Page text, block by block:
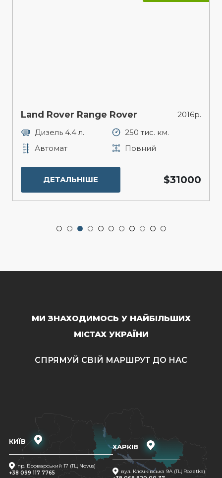
Land Rover Range Rover
2016р.
Дизель 4.4 л.
250 тис. км.
Автомат
Повний
ДЕТАЛЬНІШЕ $31000
МИ ЗНАХОДИМОСЬ У НАЙБІЛЬШИХ
МІСТАХ УКРАЇНИ
СПРЯМУЙ СВІЙ МАРШРУТ ДО НАС
КИЇВ
пр. Броварський 17 (ТЦ Novus)
+38 099 117 7765
ХАРКІВ
вул. Клочківська 9A (ТЦ Rozetka)